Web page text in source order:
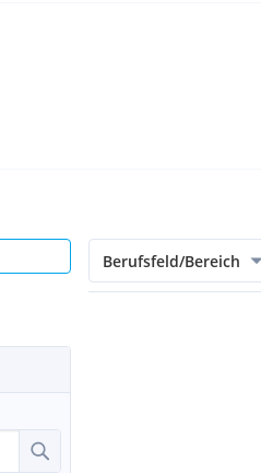
Berufsfeld/Bereich